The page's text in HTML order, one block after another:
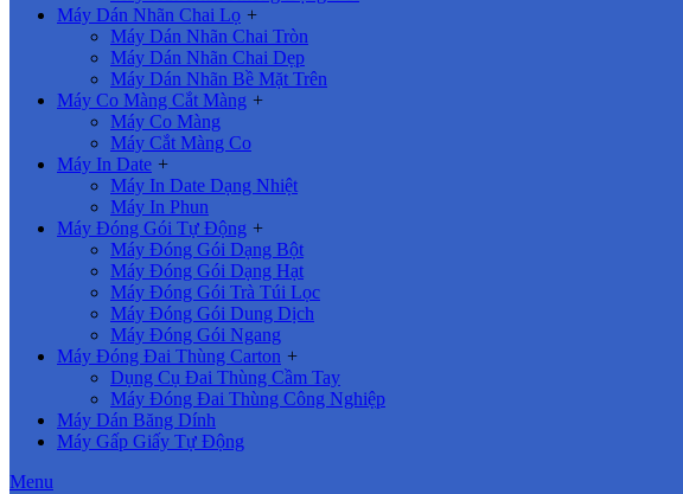
Máy Dán Nhãn Chai Lọ +
Máy Dán Nhãn Chai Tròn
Máy Dán Nhãn Chai Dẹp
Máy Dán Nhãn Bề Mặt Trên
Máy Co Màng Cắt Màng +
Máy Co Màng
Máy Cắt Màng Co
Máy In Date +
Máy In Date Dạng Nhiệt
Máy In Phun
Máy Đóng Gói Tự Động +
Máy Đóng Gói Dạng Bột
Máy Đóng Gói Dạng Hạt
Máy Đóng Gói Trà Túi Lọc
Máy Đóng Gói Dung Dịch
Máy Đóng Gói Ngang
Máy Đóng Đai Thùng Carton +
Dụng Cụ Đai Thùng Cầm Tay
Máy Đóng Đai Thùng Công Nghiệp
Máy Dán Băng Dính
Máy Gấp Giấy Tự Động
Menu